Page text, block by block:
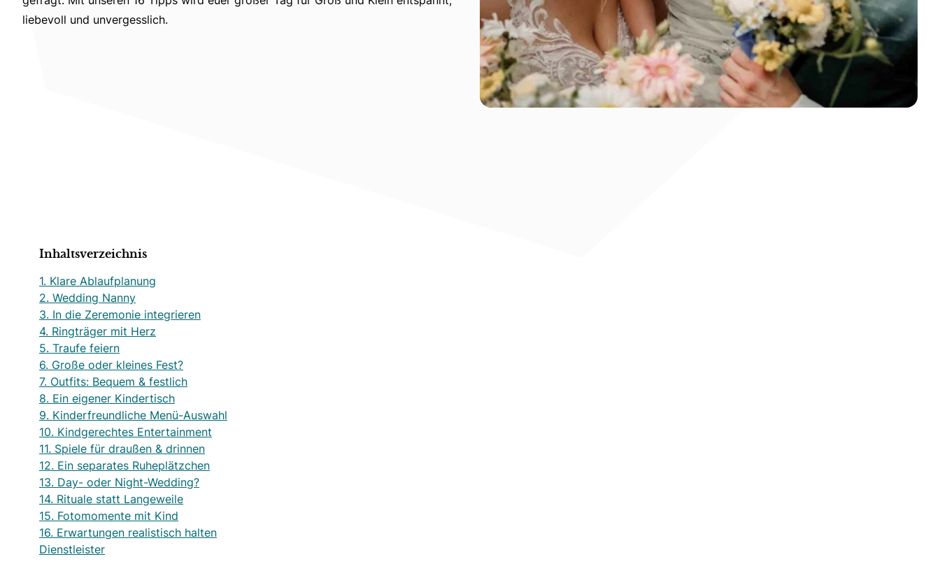
liebevoll und unvergesslich.
Inhaltsverzeichnis
1. Klare Ablaufplanung
2. Wedding Nanny
3. In die Zeremonie integrieren
4. Ringträger mit Herz
5. Traufe feiern
6. Große oder kleines Fest?
7. Outfits: Bequem & festlich
8. Ein eigener Kindertisch
9. Kinderfreundliche Menü-Auswahl
10. Kindgerechtes Entertainment
11. Spiele für draußen & drinnen
12. Ein separates Ruheplätzchen
13. Day- oder Night-Wedding?
14. Rituale statt Langeweile
15. Fotomomente mit Kind
16. Erwartungen realistisch halten
Dienstleister